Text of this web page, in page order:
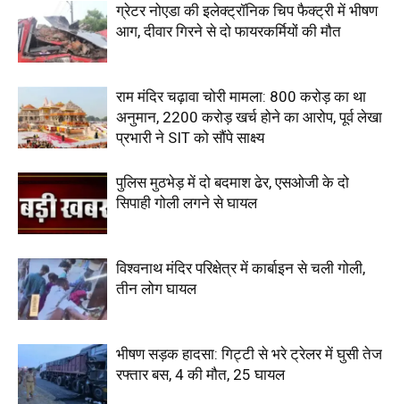
ग्रेटर नोएडा की इलेक्ट्रॉनिक चिप फैक्ट्री में भीषण
आग, दीवार गिरने से दो फायरकर्मियों की मौत
राम मंदिर चढ़ावा चोरी मामला: 800 करोड़ का था
अनुमान, 2200 करोड़ खर्च होने का आरोप, पूर्व लेखा
प्रभारी ने SIT को सौंपे साक्ष्य
पुलिस मुठभेड़ में दो बदमाश ढेर, एसओजी के दो
सिपाही गोली लगने से घायल
विश्वनाथ मंदिर परिक्षेत्र में कार्बाइन से चली गोली,
तीन लोग घायल
भीषण सड़क हादसा: गिट्टी से भरे ट्रेलर में घुसी तेज
रफ्तार बस, 4 की मौत, 25 घायल